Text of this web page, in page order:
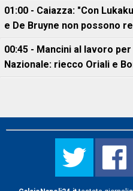
01:00 - Caiazza: "Con
e De Bruyne non possono
00:45 - Mancini al lavoro
Nazionale: riecco Oriali e